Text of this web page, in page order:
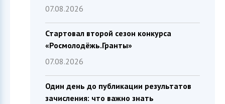
07.08.2026
Стартовал второй сезон конкурса
«Росмолодёжь.Гранты»
07.08.2026
Один день до публикации результатов
зачисления: что важно знать